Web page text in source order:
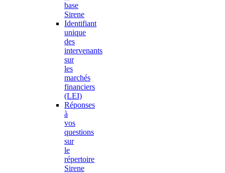
base
Sirene
Identifiant
unique
des
intervenants
sur
les
marchés
financiers
(LEI)
Réponses
à
vos
questions
sur
le
répertoire
Sirene